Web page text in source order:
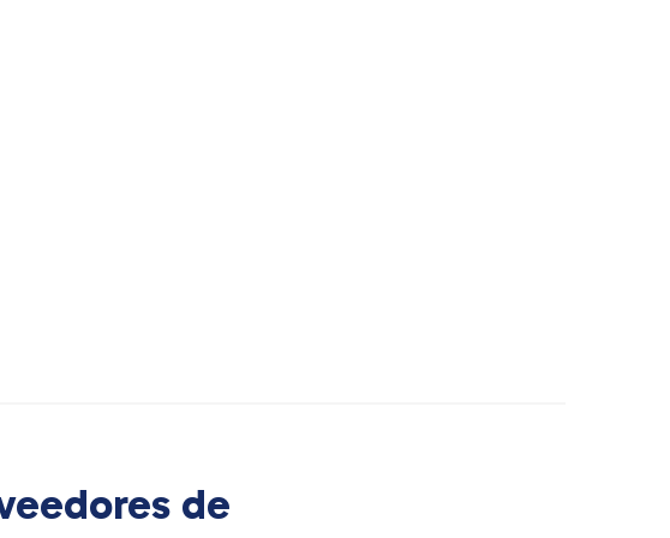
de